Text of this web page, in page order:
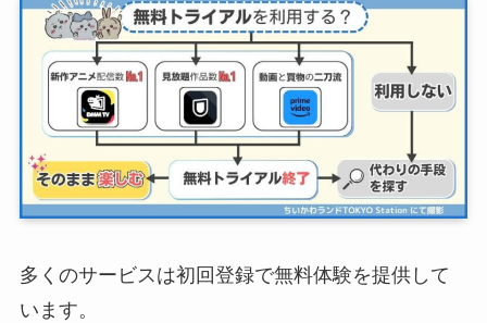
多くのサービスは初回登録で無料体験を提供して
います。